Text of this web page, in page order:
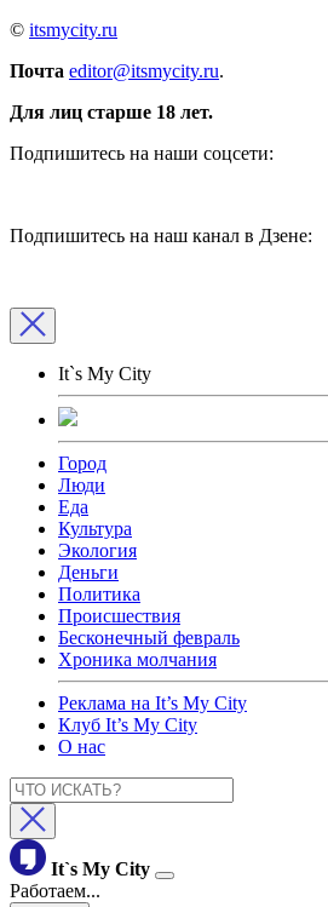
© itsmycity.ru
Почта editor@itsmycity.ru.
Для лиц старше 18 лет.
Подпишитесь на наши соцсети:
Подпишитесь на наш канал в Дзене:
It`s My City
Город
Люди
Еда
Культура
Экология
Деньги
Политика
Происшествия
Бесконечный февраль
Хроника молчания
Реклама на It’s My City
Клуб It’s My City
О нас
It`s My City
Работаем...